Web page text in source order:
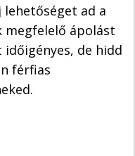
lehetőséget ad a
megfelelő ápolást
de hidd
férfias